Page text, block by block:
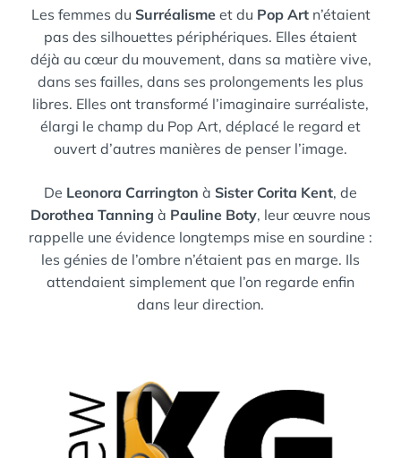
Les femmes du Surréalismeet du Pop Artn’étaient
pas des silhouettes périphériques. Elles étaient
déjà au cœur du mouvement, dans sa matière vive,
dans ses failles, dans ses prolongements les plus
libres. Elles ont transformé l’imaginaire surréaliste,
élargi le champ du Pop Art, déplacé le regard et
ouvert d’autres manières de penser l’image.
De Leonora Carrington à Sister Corita Kent, de
Dorothea Tanning à Pauline Boty, leur œuvre nous
rappelle une évidence longtemps mise en sourdine :
les génies de l’ombre n’étaient pas en marge. Ils
attendaient simplement que l’on regarde enfin
dans leur direction.